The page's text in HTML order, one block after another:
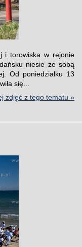
i torowiska w rejonie
niesie ze sobą
Od poniedziałku 13
się...
zdjęć z tego tematu »